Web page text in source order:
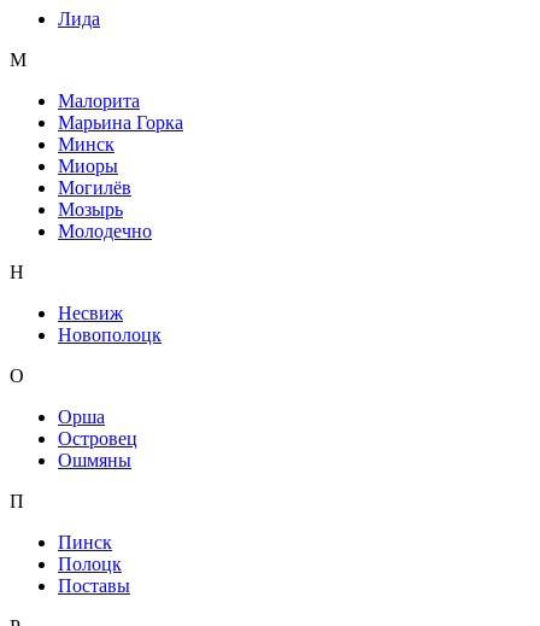
Лида
М
Малорита
Марьина Горка
Минск
Миоры
Могилёв
Мозырь
Молодечно
Н
Несвиж
Новополоцк
О
Орша
Островец
Ошмяны
П
Пинск
Полоцк
Поставы